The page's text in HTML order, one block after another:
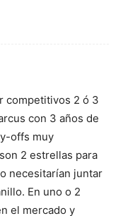
competitivos 2 ó 3
con 3 años de
offs muy
2 estrellas para
necesitarían juntar
En uno o 2
el mercado y